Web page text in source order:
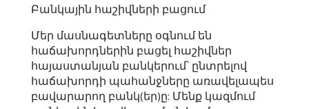
Բանկային հաշիվների բացում
Մեր մասնագետները օգնում են
հաճախորդներին բացել հաշիվներ
հայաստանյան բանկերում՝ ընտրելով
հաճախորդի պահանջները առավելապես
բավարարող բանկ(եր)ը: Մենք կազմում